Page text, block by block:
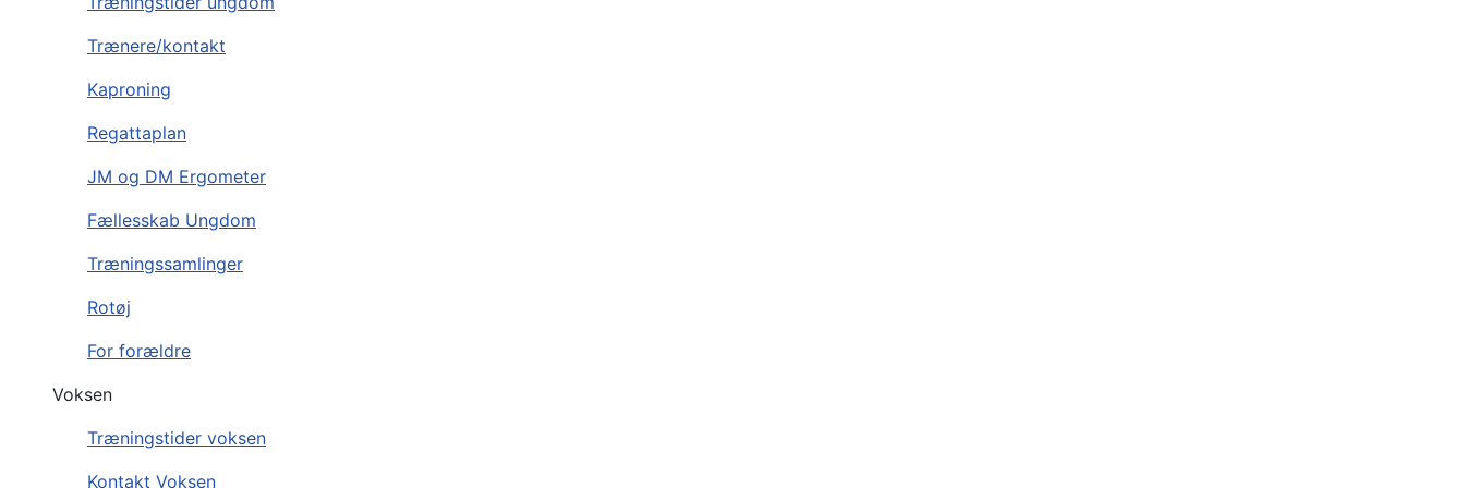
Trænere/kontakt
Kaproning
Regattaplan
JM og DM Ergometer
Fællesskab Ungdom
Træningssamlinger
Rotøj
For forældre
Voksen
Træningstider voksen
Kontakt Voksen